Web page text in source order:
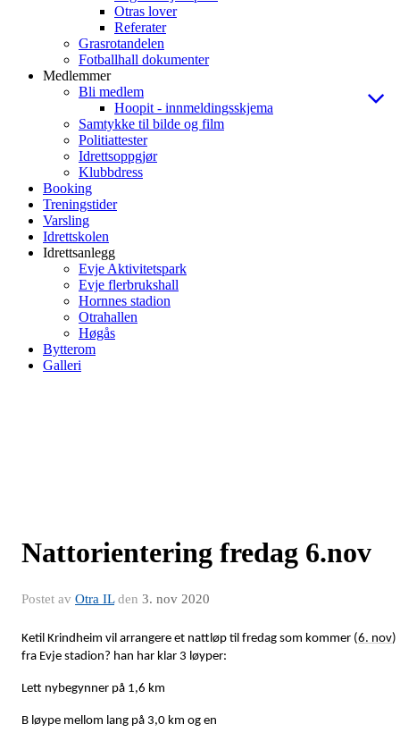
Otras lover
Referater
Grasrotandelen
Fotballhall dokumenter
Medlemmer
Bli medlem
Hoopit - innmeldingsskjema
Samtykke til bilde og film
Politiattester
Idrettsoppgjør
Klubbdress
Booking
Treningstider
Varsling
Idrettskolen
Idrettsanlegg
Evje Aktivitetspark
Evje flerbrukshall
Hornnes stadion
Otrahallen
Høgås
Bytterom
Galleri
Nattorientering fredag 6.nov
Postet av Otra ILden 3. nov 2020
Ketil Krindheim vil arrangere et nattløp til fredag som kommer (6. nov)
fra Evje stadion? han har klar 3 løyper:
Lett nybegynner på 1,6 km
B løype mellom lang på 3,0 km og en